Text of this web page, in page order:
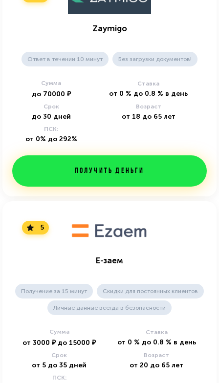
Zaymigo
Ответ в течении 10 минут Без загрузки документов!
Сумма
до 70000 ₽
Ставка
от 0 % до 0.8 % в день
Срок
до 30 дней
Возраст
от 18 до 65 лет
ПСК:
от 0% до 292%
Получить деньги
5
Е-заем
Получение за 15 минут Скидки для постоянных клиентов
Личные данные всегда в безопасности
Сумма
от 3000 ₽ до 15000 ₽
Ставка
от 0 % до 0.8 % в день
Срок
от 5 до 35 дней
Возраст
от 20 до 65 лет
ПСК: